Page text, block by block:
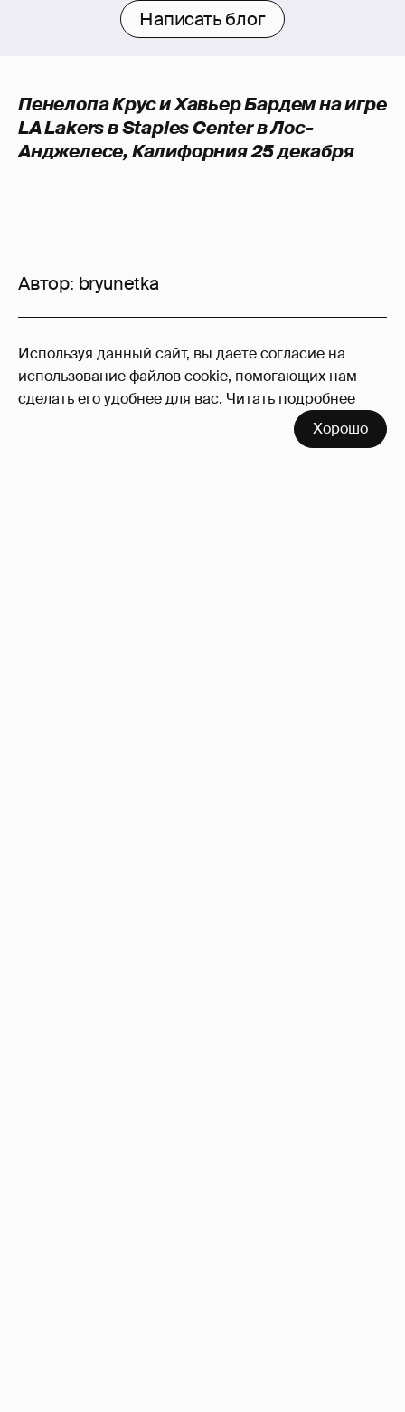
Используя данный сайт, вы даете согласие на
использование файлов cookie, помогающих нам
сделать его удобнее для вас. Читать подробнее
Хорошо
Написать блог
Пенелопа Крус и Хавьер Бардем на игре
LA Lakers в Staples Center в Лос-
Анджелесе, Калифорния 25 декабря
Автор: bryunetka
27
Войдите в аккаунт, чтобы читать и
оставлять комментарии